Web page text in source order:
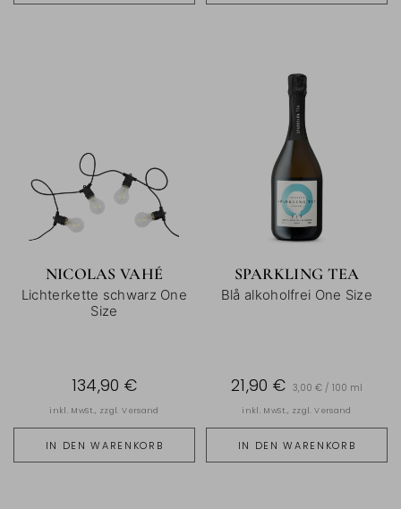
NICOLAS VAHÉ
Lichterkette schwarz One
Size
IN DEN WARENKORB
134,90 €
inkl. MwSt., zzgl.Versand
SPARKLING TEA
Blå alkoholfrei One Size
IN DEN WARENKORB
21,90 € 3,00 € / 100 ml
inkl. MwSt., zzgl.Versand